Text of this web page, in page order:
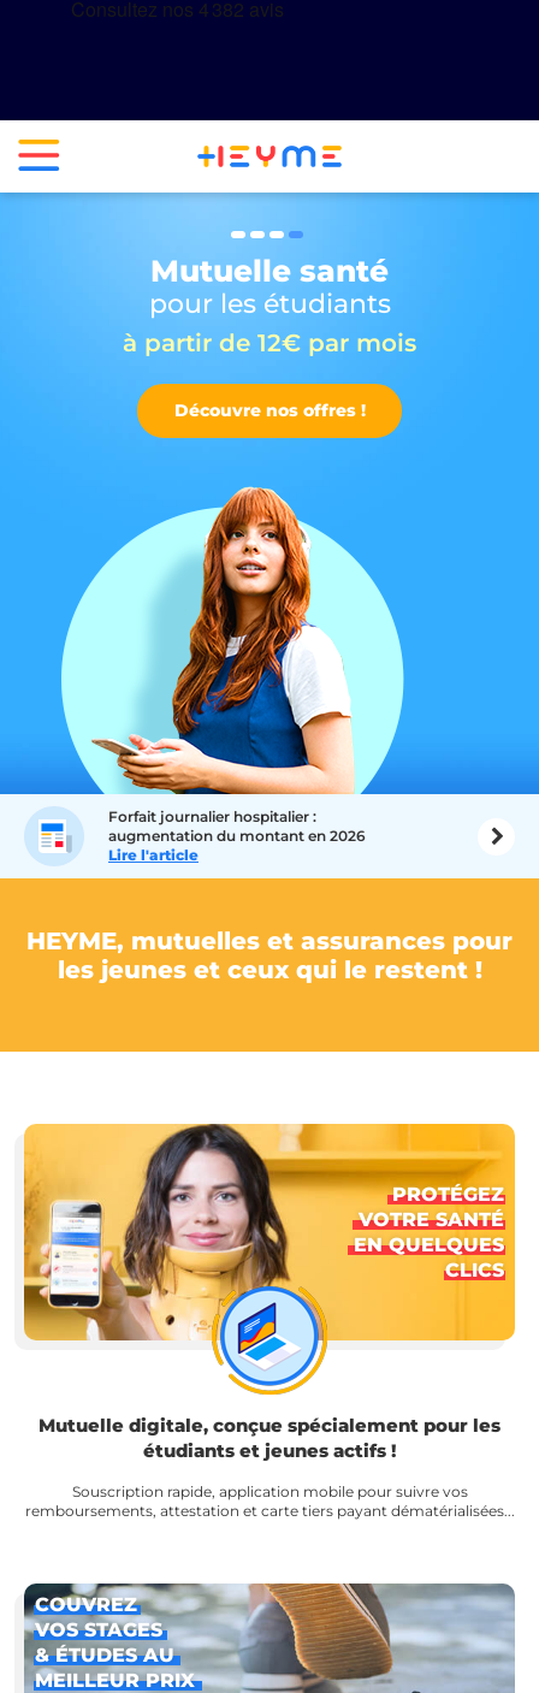
Mutuelle santé
pour les étudiants
à partir de 12€ par mois
Découvre nos offres !
Forfait journalier hospitalier :
augmentation du montant en 2026
Lire l'article
HEYME, mutuelles et assurances pour
les jeunes et ceux qui le restent !
PROTÉGEZ
VOTRE SANTÉ
EN QUELQUES
CLICS
Mutuelle digitale, conçue spécialement pour les
étudiants et jeunes actifs !
Souscription rapide, application mobile pour suivre vos
remboursements, attestation et carte tiers payant dématérialisées...
COUVREZ
VOS STAGES
& ÉTUDES AU
MEILLEUR PRIX